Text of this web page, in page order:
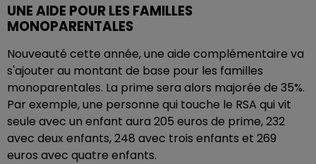
UNE AIDE POUR LES FAMILLES
MONOPARENTALES
Nouveauté cette année, une aide complémentaire va
s'ajouter au montant de base pour les familles
monoparentales. La prime sera alors majorée de 35%.
Par exemple, une personne qui touche le RSA qui vit
seule avec un enfant aura 205 euros de prime, 232
avec deux enfants, 248 avec trois enfants et 269
euros avec quatre enfants.